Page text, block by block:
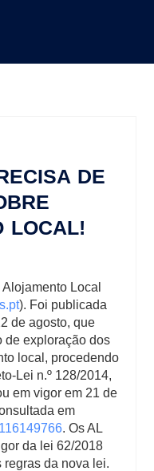
DE
LOCAL!
Local
). Foi publicada
de agosto, que
de exploração dos
local, procedendo
Lei n.º 128/2014,
em vigor em 21 de
em
. Os AL
da lei 62/2018
regras da nova lei.